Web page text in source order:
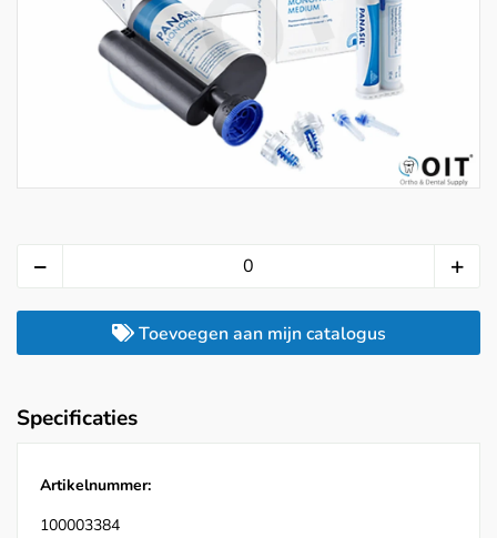
Toevoegen aan mijn catalogus
Specificaties
Artikelnummer:
100003384